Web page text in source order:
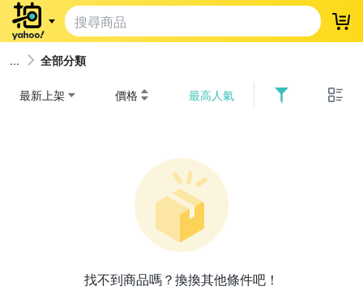
登
全部分類
最新上架 價格 最高人氣
找不到商品嗎？換換其他條件吧！